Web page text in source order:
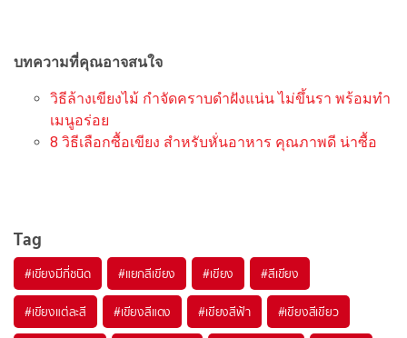
บทความที่คุณอาจสนใจ
วิธีล้างเขียงไม้ กำจัดคราบดำฝังแน่น ไม่ขึ้นรา พร้อมทำ
เมนูอร่อย
8 วิธีเลือกซื้อเขียง สำหรับหั่นอาหาร คุณภาพดี น่าซื้อ
Tag
#เขียงมีกี่ชนิด #แยกสีเขียง #เขียง #สีเขียง
#เขียงแต่ละสี #เขียงสีแดง #เขียงสีฟ้า #เขียงสีเขียว